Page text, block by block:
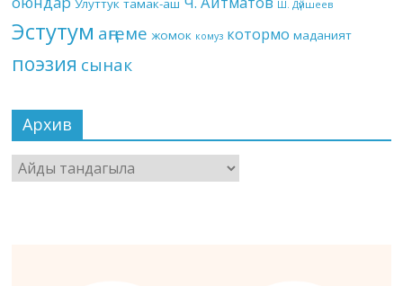
Улуттук тамак-аш Ш. Дүйшеев
Эстутум аңгеме жомок комуз котормо маданият
поэзия сынак
Архив
Архив